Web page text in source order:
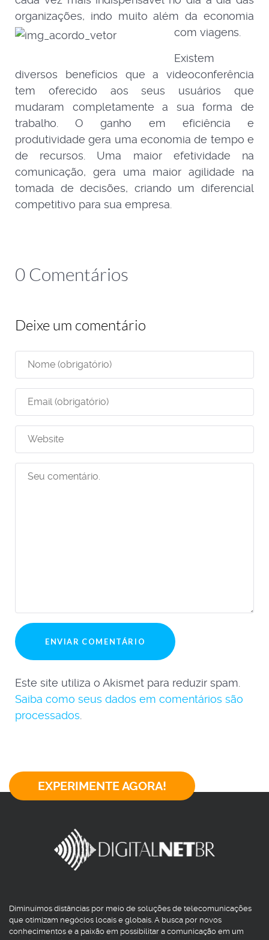
organizações, indo muito além da economia
com viagens.
Existem
diversos benefícios que a videoconferência
tem oferecido aos seus usuários que
mudaram completamente a sua forma de
trabalho. O ganho em eficiência e
produtividade gera uma economia de tempo e
de recursos. Uma maior efetividade na
comunicação, gera uma maior agilidade na
tomada de decisões, criando um diferencial
competitivo para sua empresa.
0 Comentários
Deixe um comentário
Este site utiliza o Akismet para reduzir spam.
Saiba como seus dados em comentários são
processados
EXPERIMENTE AGORA!
Diminuímos distâncias por meio de soluções de telecomunicações
que otimizam negócios locais e globais. A busca por novos
conhecimentos e a paixão em possibilitar a comunicação em um